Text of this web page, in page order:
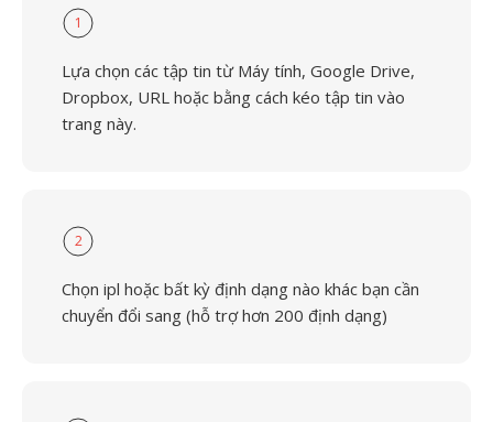
1
Lựa chọn các tập tin từ Máy tính, Google Drive,
Dropbox, URL hoặc bằng cách kéo tập tin vào
trang này.
2
Chọn ipl hoặc bất kỳ định dạng nào khác bạn cần
chuyển đổi sang (hỗ trợ hơn 200 định dạng)